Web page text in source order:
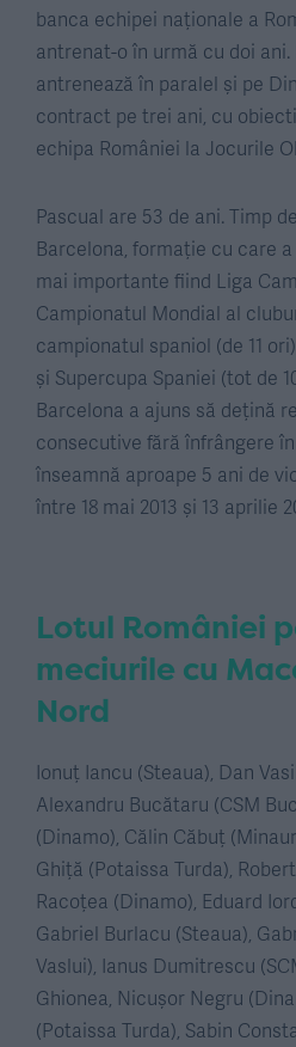
banca echipei naționale a
antrenat-o în urmă cu doi ani.
antrenează în paralel și pe
contract pe trei ani, cu
echipa României la Jocurile
Pascual are 53 de ani. Timp
Barcelona, formație cu care
mai importante fiind Liga
Campionatul Mondial al
campionatul spaniol (de 11
și Supercupa Spaniei (tot de
Barcelona a ajuns să dețină
consecutive fără înfrângere
înseamnă aproape 5 ani de
între 18 mai 2013 și 13 aprilie
Lotul României
meciurile cu
Nord
Ionuț Iancu (Steaua), Dan
Alexandru Bucătaru (CSM
(Dinamo), Călin Căbuț
Ghiță (Potaissa Turda),
Racoțea (Dinamo), Eduard
Gabriel Burlacu (Steaua),
Vaslui), Ianus Dumitrescu
Ghionea, Nicușor Negru
(Potaissa Turda), Sabin